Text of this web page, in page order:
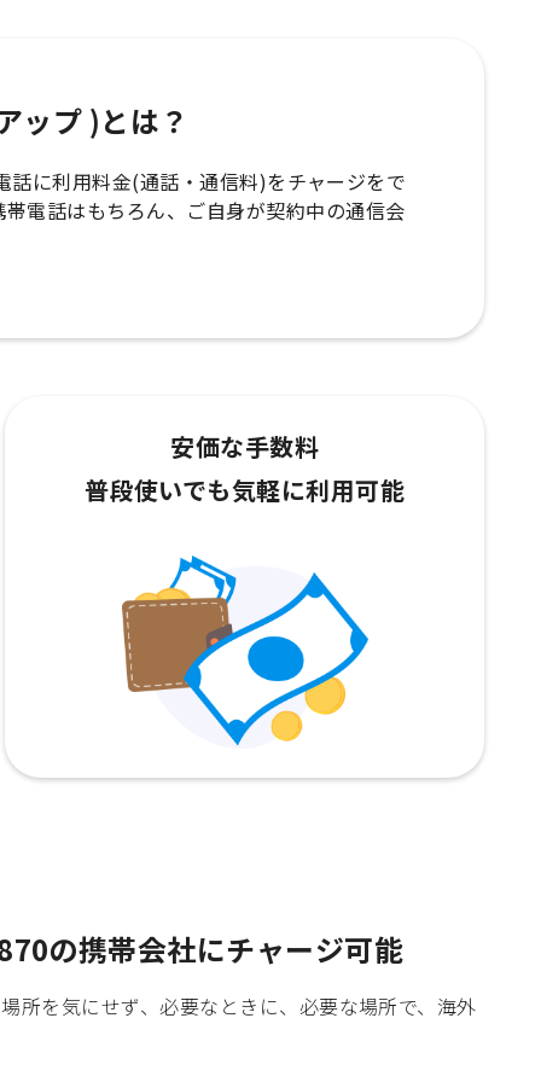
ップ )とは？
に利用料金(通話・通信料)をチャージをで
電話はもちろん、ご自身が契約中の通信会
安価な手数料
普段使いでも気軽に利用可能
の携帯会社にチャージ可能
所を気にせず、必要なときに、必要な場所で、海外